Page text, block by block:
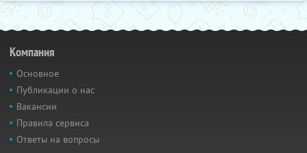
Компания
Основное
Публикации о нас
Вакансии
Правила сервиса
Ответы на вопросы